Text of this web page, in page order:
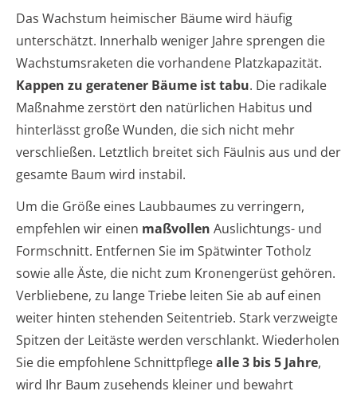
Das Wachstum heimischer Bäume wird häufig
unterschätzt. Innerhalb weniger Jahre sprengen die
Wachstumsraketen die vorhandene Platzkapazität.
Kappen zu geratener Bäume ist tabu. Die radikale
Maßnahme zerstört den natürlichen Habitus und
hinterlässt große Wunden, die sich nicht mehr
verschließen. Letztlich breitet sich Fäulnis aus und der
gesamte Baum wird instabil.
Um die Größe eines Laubbaumes zu verringern,
empfehlen wir einen maßvollen Auslichtungs- und
Formschnitt. Entfernen Sie im Spätwinter Totholz
sowie alle Äste, die nicht zum Kronengerüst gehören.
Verbliebene, zu lange Triebe leiten Sie ab auf einen
weiter hinten stehenden Seitentrieb. Stark verzweigte
Spitzen der Leitäste werden verschlankt. Wiederholen
Sie die empfohlene Schnittpflegealle 3 bis 5 Jahre,
wird Ihr Baum zusehends kleiner und bewahrt